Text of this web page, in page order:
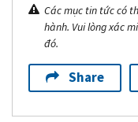
Các mục tin tức có
hành. Vui lòng xác
đó.
Share